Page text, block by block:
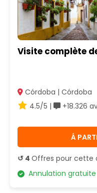
Visite complète
Córdoba | Córdoba
4.5/5 |
+18.326
Á
↺ 4 Offres pour cette
Annulation gratuite